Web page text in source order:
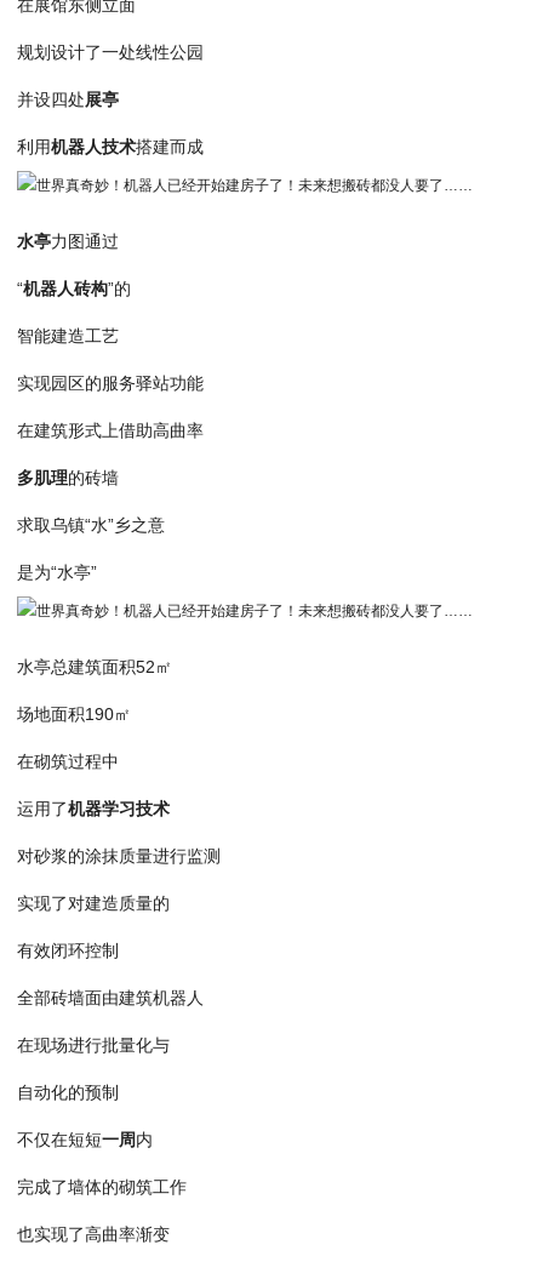
在展馆东侧立面
规划设计了一处线性公园
并设四处展亭
利用机器人技术搭建而成
水亭力图通过
“机器人砖构”的
智能建造工艺
实现园区的服务驿站功能
在建筑形式上借助高曲率
多肌理的砖墙
求取乌镇“水”乡之意
是为“水亭”
水亭总建筑面积52㎡
场地面积190㎡
在砌筑过程中
运用了机器学习技术
对砂浆的涂抹质量进行监测
实现了对建造质量的
有效闭环控制
全部砖墙面由建筑机器人
在现场进行批量化与
自动化的预制
不仅在短短一周内
完成了墙体的砌筑工作
也实现了高曲率渐变